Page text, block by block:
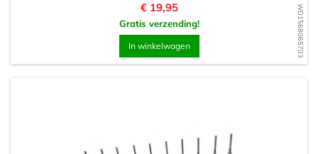
WD1568065703
Prijs
€ 19,95
Gratis verzending!
In winkelwagen